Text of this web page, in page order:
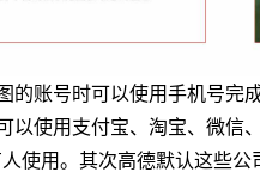
账号时可以使用手机号完成
使用支付宝、淘宝、微信
使用。其次高德默认这些